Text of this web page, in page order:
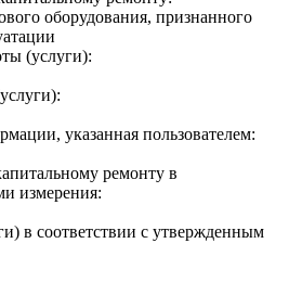
оборудования, признанного
(услуги):
указанная пользователем:
ремонту в
измерения:
в соответствии с утвержденным